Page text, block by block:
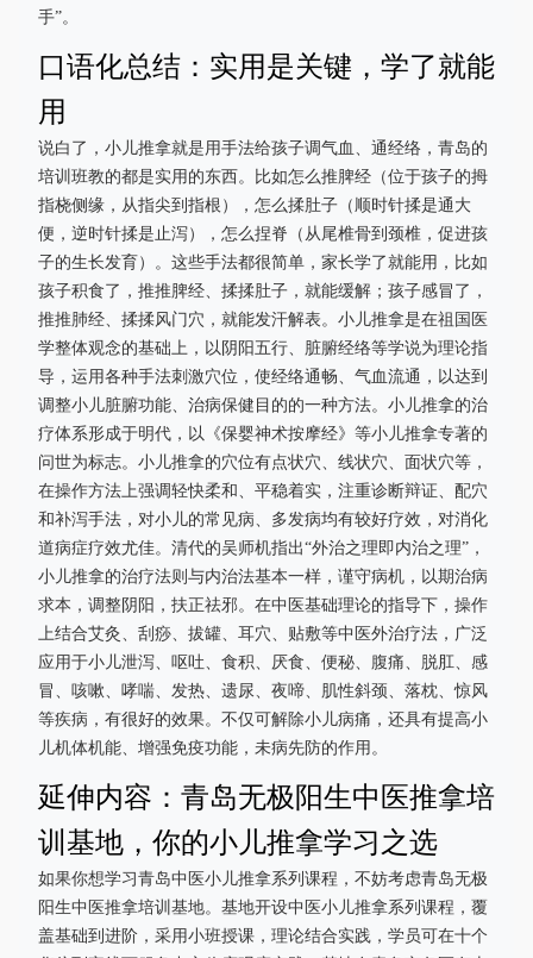
手”。
口语化总结：实用是关键，学了就能
用
说白了，小儿推拿就是用手法给孩子调气血、通经络，青岛的
培训班教的都是实用的东西。比如怎么推脾经（位于孩子的拇
指桡侧缘，从指尖到指根），怎么揉肚子（顺时针揉是通大
便，逆时针揉是止泻），怎么捏脊（从尾椎骨到颈椎，促进孩
子的生长发育）。这些手法都很简单，家长学了就能用，比如
孩子积食了，推推脾经、揉揉肚子，就能缓解；孩子感冒了，
推推肺经、揉揉风门穴，就能发汗解表。小儿推拿是在祖国医
学整体观念的基础上，以阴阳五行、脏腑经络等学说为理论指
导，运用各种手法刺激穴位，使经络通畅、气血流通，以达到
调整小儿脏腑功能、治病保健目的的一种方法。小儿推拿的治
疗体系形成于明代，以《保婴神术按摩经》等小儿推拿专著的
问世为标志。小儿推拿的穴位有点状穴、线状穴、面状穴等，
在操作方法上强调轻快柔和、平稳着实，注重诊断辩证、配穴
和补泻手法，对小儿的常见病、多发病均有较好疗效，对消化
道病症疗效尤佳。清代的吴师机指出“外治之理即内治之理”，
小儿推拿的治疗法则与内治法基本一样，谨守病机，以期治病
求本，调整阴阳，扶正祛邪。在中医基础理论的指导下，操作
上结合艾灸、刮痧、拔罐、耳穴、贴敷等中医外治疗法，广泛
应用于小儿泄泻、呕吐、食积、厌食、便秘、腹痛、脱肛、感
冒、咳嗽、哮喘、发热、遗尿、夜啼、肌性斜颈、落枕、惊风
等疾病，有很好的效果。不仅可解除小儿病痛，还具有提高小
儿机体机能、增强免疫功能，未病先防的作用。
延伸内容：青岛无极阳生中医推拿培
训基地，你的小儿推拿学习之选
如果你想学习青岛中医小儿推拿系列课程，不妨考虑青岛无极
阳生中医推拿培训基地。基地开设中医小儿推拿系列课程，覆
盖基础到进阶，采用小班授课，理论结合实践，学员可在十个